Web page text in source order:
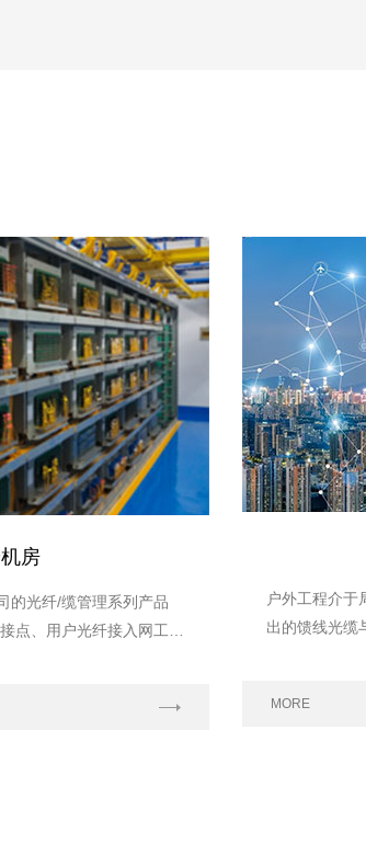
房
的光纤/缆管理系列产品
点、用户光纤接入网工程
据客户的要求安装光分路
户外工程介于
出的馈线光缆
MORE